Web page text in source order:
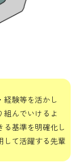
経験等を活かし
組んでいけるよ
る基準を明確化し
して活躍する先輩